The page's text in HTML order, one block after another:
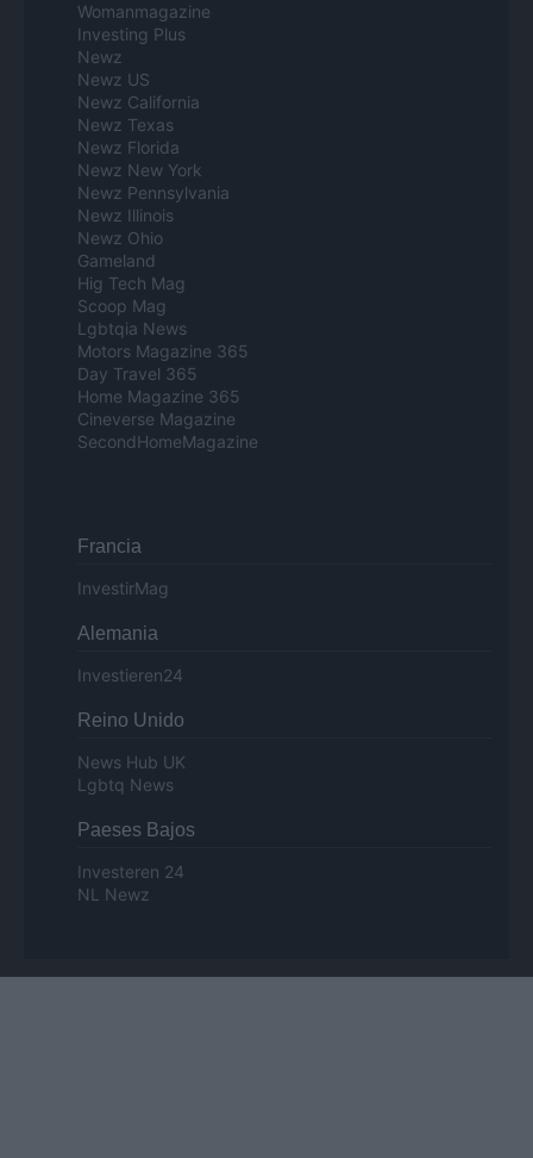
Womanmagazine
Investing Plus
Newz
Newz US
Newz California
Newz Texas
Newz Florida
Newz New York
Newz Pennsylvania
Newz Illinois
Newz Ohio
Gameland
Hig Tech Mag
Scoop Mag
Lgbtqia News
Motors Magazine 365
Day Travel 365
Home Magazine 365
Cineverse Magazine
SecondHomeMagazine
Francia
InvestirMag
Alemania
Investieren24
Reino Unido
News Hub UK
Lgbtq News
Paeses Bajos
Investeren 24
NL Newz